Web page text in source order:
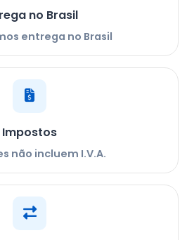
no Brasil
entrega no Brasil
Impostos
não incluem I.V.A.